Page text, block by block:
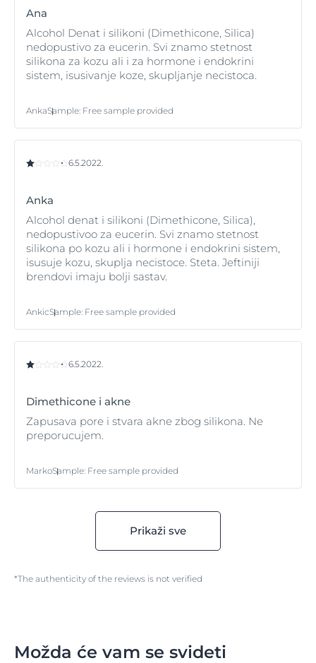
i mogu dodatno pogoršati stanja kao što su fleke od
sunca (poznate i kao staračke fleke) i
melazma
efekasnu zaštitu od UVA i UVB zraka, ali mi
preporučujemo da potražite preparate koji takođe štite
i od negativnih uticaja HEVIS svetlosti. Ovi preparati će
vašoj koži pružiti pouzdanu zaštitu odfotostarenja
znakova starenja kao što su bore.
Ana
Alcohol Denat i silikoni (Dimethicone, Silica)
nedopustivo za eucerin. Svi znamo stetnost
silikona za kozu ali i za hormone i endokrini
sistem, isusivanje koze, skupljanje necistoca.
AnkaSample: Free sample provided
6.5.2022.
Anka
Alcohol denat i silikoni (Dimethicone, Silica),
nedopustivoo za eucerin. Svi znamo stetnost
silikona po kozu ali i hormone i endokrini sistem,
isusuje kozu, skuplja necistoce. Steta. Jeftiniji
brendovi imaju bolji sastav.
AnkicSample: Free sample provided
6.5.2022.
Dimethicone i akne
Zapusava pore i stvara akne zbog silikona. Ne
preporucujem.
MarkoSample: Free sample provided
Prikaži sve
*The authenticity of the reviews is not verified
Možda će vam se svideti